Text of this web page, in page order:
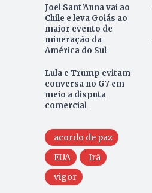
Joel Sant'Anna vai ao
Chile e leva Goiás ao
maior evento de
mineração da
América do Sul
Lula e Trump evitam
conversa no G7 em
meio a disputa
comercial
acordo de paz
EUA
Irã
vigor